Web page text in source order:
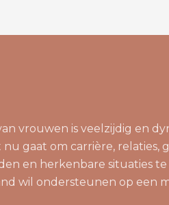
vrouwen is veelzijdig en
nu gaat om carrière, relaties,
en herkenbare situaties
wil ondersteunen op een